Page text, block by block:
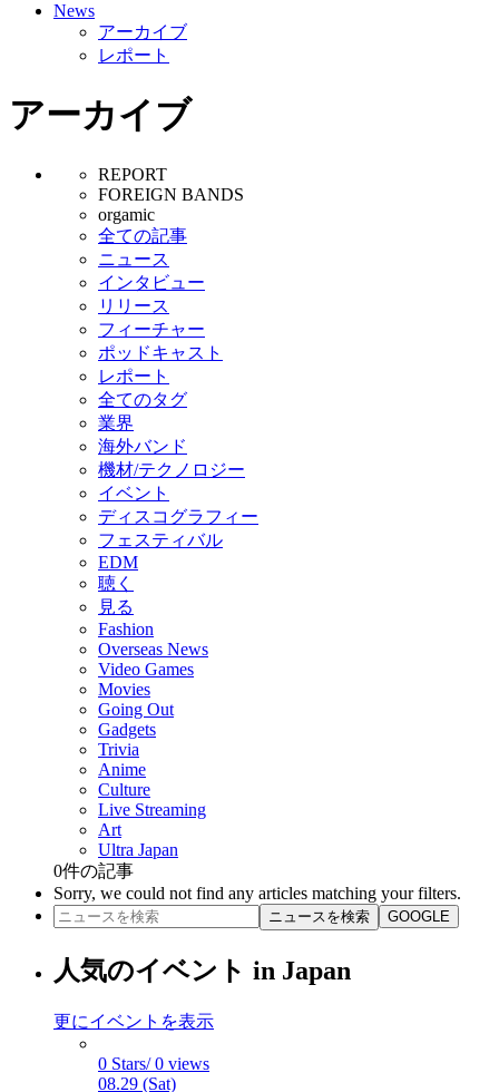
News
アーカイブ
レポート
アーカイブ
REPORT
FOREIGN BANDS
orgamic
全ての記事
ニュース
インタビュー
リリース
フィーチャー
ポッドキャスト
レポート
全てのタグ
業界
海外バンド
機材/テクノロジー
イベント
ディスコグラフィー
フェスティバル
EDM
聴く
見る
Fashion
Overseas News
Video Games
Movies
Going Out
Gadgets
Trivia
Anime
Culture
Live Streaming
Art
Ultra Japan
0件の記事
Sorry, we could not find any articles matching your filters.
ニュースを検索 GOOGLE
人気のイベント in Japan
更にイベントを表示
0 Stars/ 0 views
08.29 (Sat)